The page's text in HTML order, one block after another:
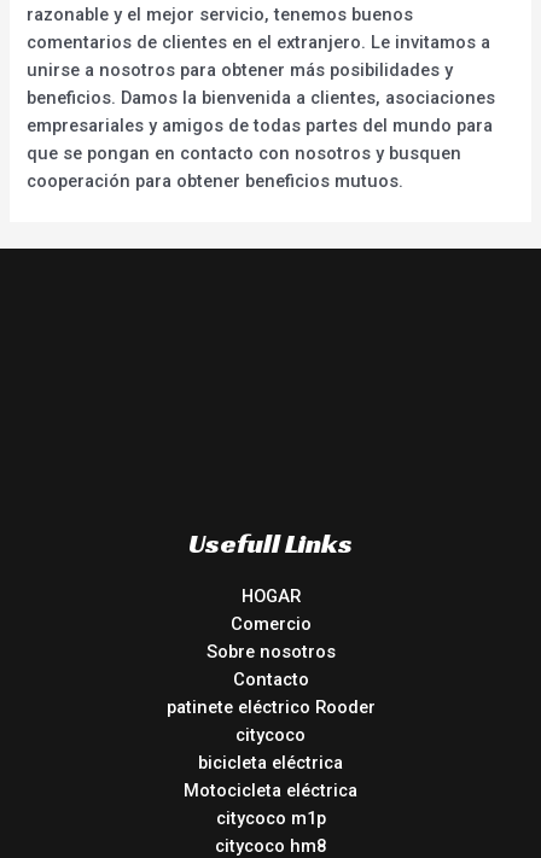
razonable y el mejor servicio, tenemos buenos
comentarios de clientes en el extranjero. Le invitamos a
unirse a nosotros para obtener más posibilidades y
beneficios. Damos la bienvenida a clientes, asociaciones
empresariales y amigos de todas partes del mundo para
que se pongan en contacto con nosotros y busquen
cooperación para obtener beneficios mutuos.
Usefull Links
HOGAR
Comercio
Sobre nosotros
Contacto
patinete eléctrico Rooder
citycoco
bicicleta eléctrica
Motocicleta eléctrica
citycoco m1p
citycoco hm8